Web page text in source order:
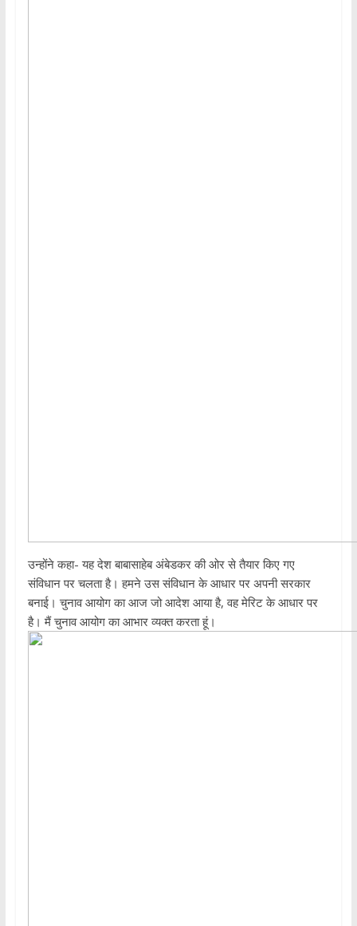
उन्होंने कहा- यह देश बाबासाहेब अंबेडकर की ओर से तैयार किए गए
संविधान पर चलता है। हमने उस संविधान के आधार पर अपनी सरकार
बनाई। चुनाव आयोग का आज जो आदेश आया है, वह मेरिट के आधार पर
है। मैं चुनाव आयोग का आभार व्यक्त करता हूं।